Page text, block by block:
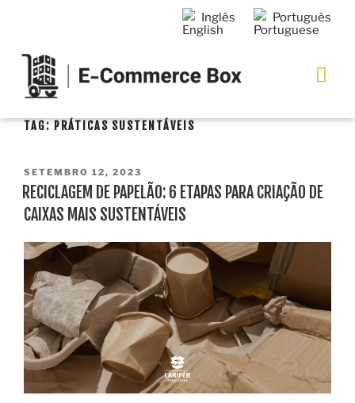
Inglês Português
TAG: PRÁTICAS SUSTENTÁVEIS
SETEMBRO 12, 2023
RECICLAGEM DE PAPELÃO: 6 ETAPAS PARA CRIAÇÃO DE
CAIXAS MAIS SUSTENTÁVEIS